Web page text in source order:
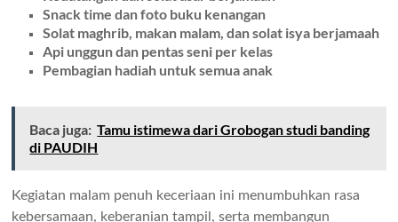
Snack time dan foto buku kenangan
Solat maghrib, makan malam, dan solat isya berjamaah
Api unggun dan pentas seni per kelas
Pembagian hadiah untuk semua anak
Baca juga: Tamu istimewa dari Grobogan studi banding
di PAUDIH
Kegiatan malam penuh keceriaan ini menumbuhkan rasa
kebersamaan, keberanian tampil, serta membangun